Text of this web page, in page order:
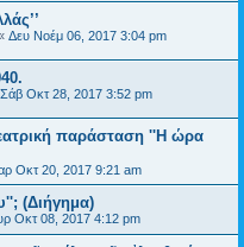
Δευ Νοέμ 06, 2017 3:04 pm
Σάβ Οκτ 28, 2017 3:52 pm
παράσταση ''Η ώρα
Οκτ 20, 2017 9:21 am
(Διήγημα)
Οκτ 08, 2017 4:12 pm